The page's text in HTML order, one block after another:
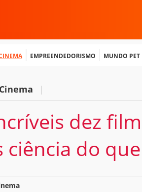
Empreendedorismo Mundo Pet
Cinema |
dez
ciência do